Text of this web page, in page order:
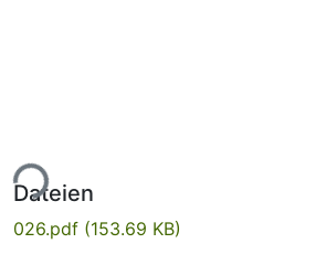
Dateien
026.pdf (153.69 KB)